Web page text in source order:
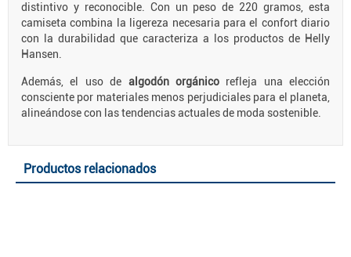
distintivo y reconocible. Con un peso de 220 gramos, esta
camiseta combina la ligereza necesaria para el confort diario
con la durabilidad que caracteriza a los productos de Helly
Hansen.
Además, el uso de algodón orgánicorefleja una elección
consciente por materiales menos perjudiciales para el planeta,
alineándose con las tendencias actuales de moda sostenible.
Productos relacionados